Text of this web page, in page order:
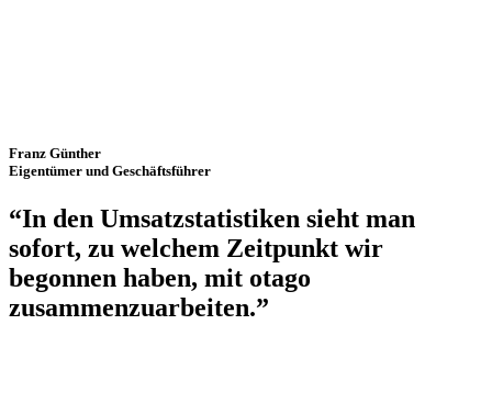
Franz Günther
Eigentümer und Geschäftsführer
“In den Umsatzstatistiken sieht man
sofort, zu welchem Zeitpunkt wir
begonnen haben, mit otago
zusammenzuarbeiten.”